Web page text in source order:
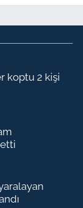
koptu 2 kişi